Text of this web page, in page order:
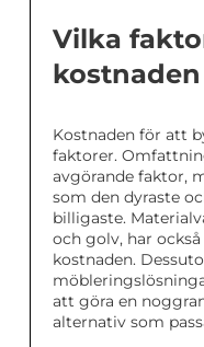
Vilka
Kostnaden för att
faktorer.
avgörande faktor,
som den dyraste
billigaste.
och golv, har
kostnaden.
att göra en
alternativ som